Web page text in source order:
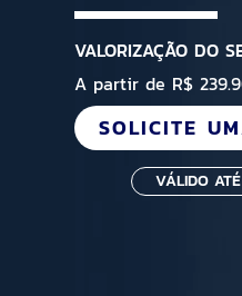
VALORIZAÇÃO DO
A partir de R$
SOLICITE
VÁLIDO